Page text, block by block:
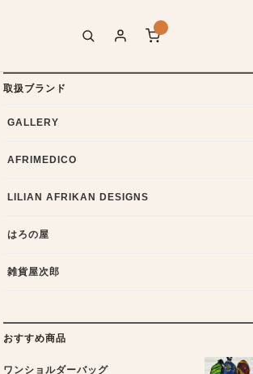
取扱ブランド
GALLERY
AFRIMEDICO
LILIAN AFRIKAN DESIGNS
はろの屋
雑貨屋次郎
おすすめ商品
ワンショルダーバッグ